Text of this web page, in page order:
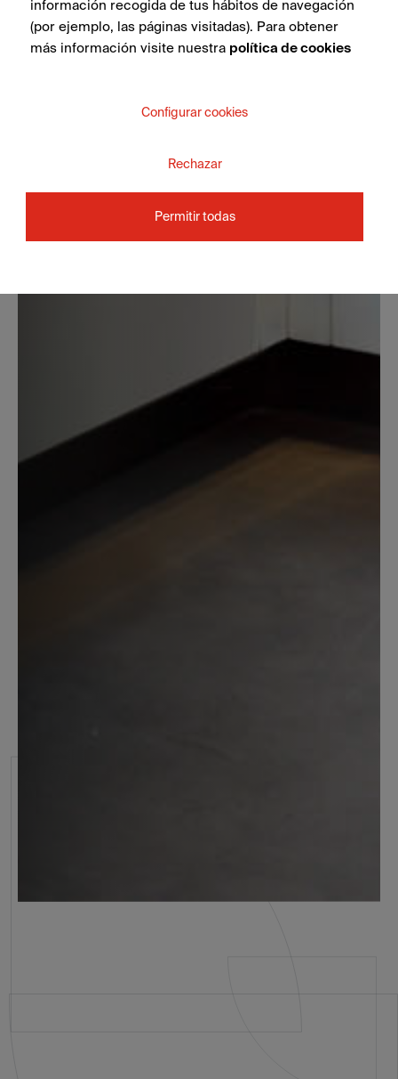
información recogida de tus hábitos de navegación
(por ejemplo, las páginas visitadas). Para obtener
más información visite nuestra política de cookies
Configurar cookies
Rechazar
Permitir todas